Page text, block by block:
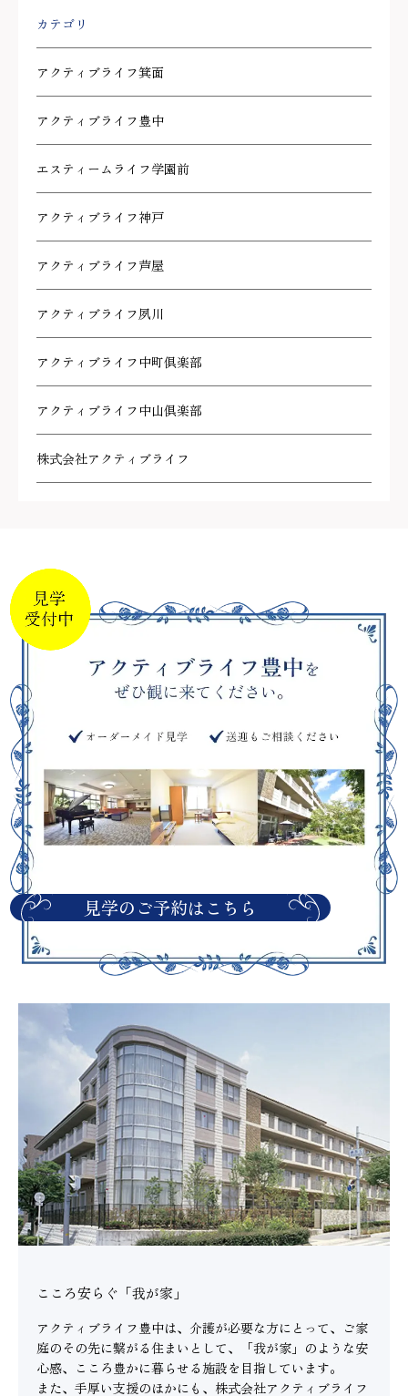
カテゴリ
アクティブライフ箕面
アクティブライフ豊中
エスティームライフ学園前
アクティブライフ神戸
アクティブライフ芦屋
アクティブライフ夙川
アクティブライフ中町倶楽部
アクティブライフ中山倶楽部
株式会社アクティブライフ
見学のご予約はこちら
こころ安らぐ「我が家」
アクティブライフ豊中は、介護が必要な方にとって、ご家
庭のその先に繋がる住まいとして、「我が家」のような安
心感、こころ豊かに暮らせる施設を目指しています。
また、手厚い支援のほかにも、株式会社アクティブライフ